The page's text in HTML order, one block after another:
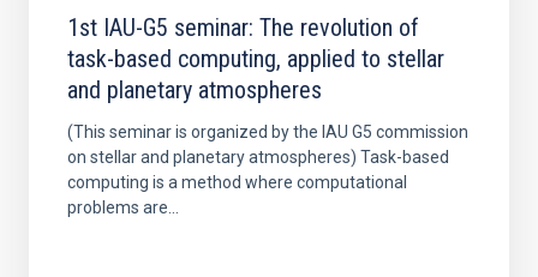
1st IAU-G5 seminar: The revolution of
task-based computing, applied to stellar
and planetary atmospheres
(This seminar is organized by the IAU G5 commission
on stellar and planetary atmospheres) Task-based
computing is a method where computational
problems are...